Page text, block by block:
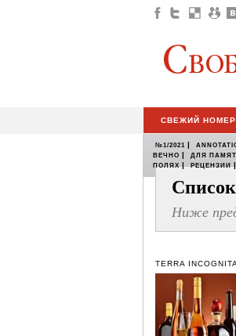
СВЕЖИЙ НОМЕР
№1/2021 |
ВЕЧНО | ДЛЯ
ПОЛЯХ | РЕЦЕНЗИИ |
Список
Ниже
TERRA